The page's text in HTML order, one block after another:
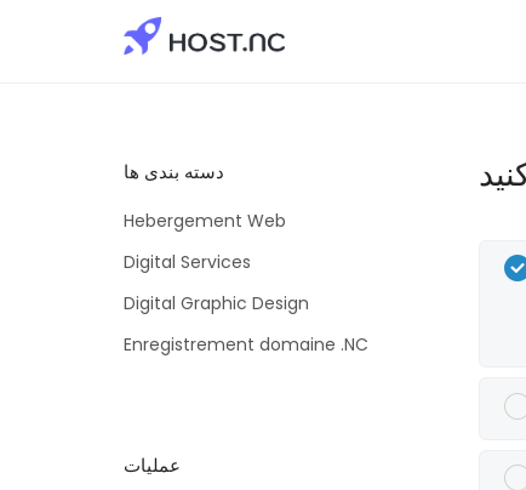
دسته بندی ها
Hebergement Web
Digital Services
Digital Graphic Design
Enregistrement domaine .NC
عملیات